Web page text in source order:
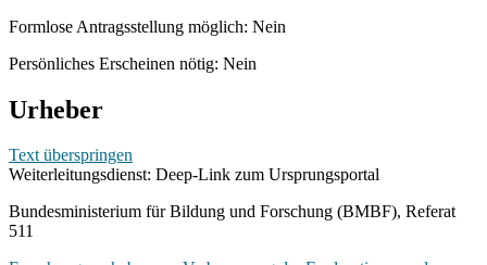
Formlose Antragsstellung möglich: Nein
Persönliches Erscheinen nötig: Nein
Urheber
Text überspringen
Weiterleitungsdienst: Deep-Link zum Ursprungsportal
Bundesministerium für Bildung und Forschung (BMBF), Referat
511